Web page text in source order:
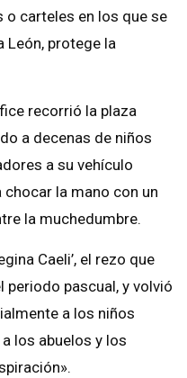
carteles en los que se
León, protege la
recorrió la plaza
a decenas de niños
a su vehículo
la mano con un
la muchedumbre.
Caeli’, el rezo que
periodo pascual, y volvió
a los niños
los abuelos y los